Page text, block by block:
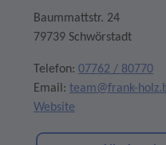
Baummattstr. 24
79739 Schwörstadt
Telefon: 07762 / 80770
Email: team@frank-
Website